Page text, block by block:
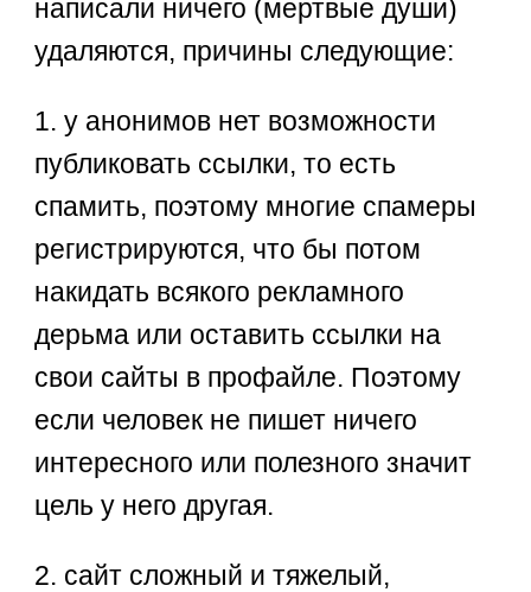
написали ничего (мертвые души)
удаляются, причины следующие:
1. у анонимов нет возможности
публиковать ссылки, то есть
спамить, поэтому многие спамеры
регистрируются, что бы потом
накидать всякого рекламного
дерьма или оставить ссылки на
свои сайты в профайле. Поэтому
если человек не пишет ничего
интересного или полезного значит
цель у него другая.
2. сайт сложный и тяжелый,